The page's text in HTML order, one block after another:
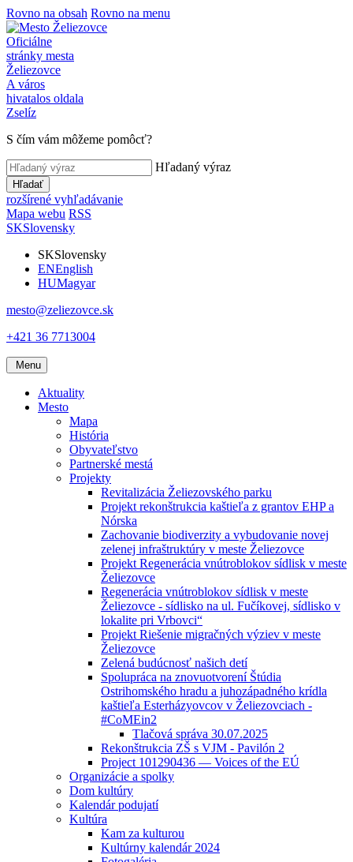
Rovno na obsah Rovno na menu
Oficiálne
stránky mesta
Želiezovce
A város
hivatalos oldala
Zselíz
S čím vám môžeme pomôcť?
Hľadaný výraz
Hľadať
rozšírené vyhľadávanie
Mapa webu RSS
SKSlovensky
SKSlovensky
ENEnglish
HUMagyar
mesto@zeliezovce.sk
+421 36 7713004
Menu
Aktuality
Mesto
Mapa
História
Obyvateľstvo
Partnerské mestá
Projekty
Revitalizácia Želiezovského parku
Projekt rekonštrukcia kaštieľa z grantov EHP a
Nórska
Zachovanie biodiverzity a vybudovanie novej
zelenej infraštruktúry v meste Želiezovce
Projekt Regenerácia vnútroblokov sídlisk v meste
Želiezovce
Regenerácia vnútroblokov sídlisk v meste
Želiezovce - sídlisko na ul. Fučíkovej, sídlisko v
lokalite pri Vrbovci“
Projekt Riešenie migračných výziev v meste
Želiezovce
Zelená budúcnosť našich detí
Spolupráca na znovuotvorení Štúdia
Ostrihomského hradu a juhozápadného krídla
kaštieľa Esterházyovcov v Želiezovciach -
#CoMEin2
Tlačová správa 30.07.2025
Rekonštrukcia ZŠ s VJM - Pavilón 2
Project 101290436 — Voices of the EÚ
Organizácie a spolky
Dom kultúry
Kalendár podujatí
Kultúra
Kam za kulturou
Kultúrny kalendár 2024